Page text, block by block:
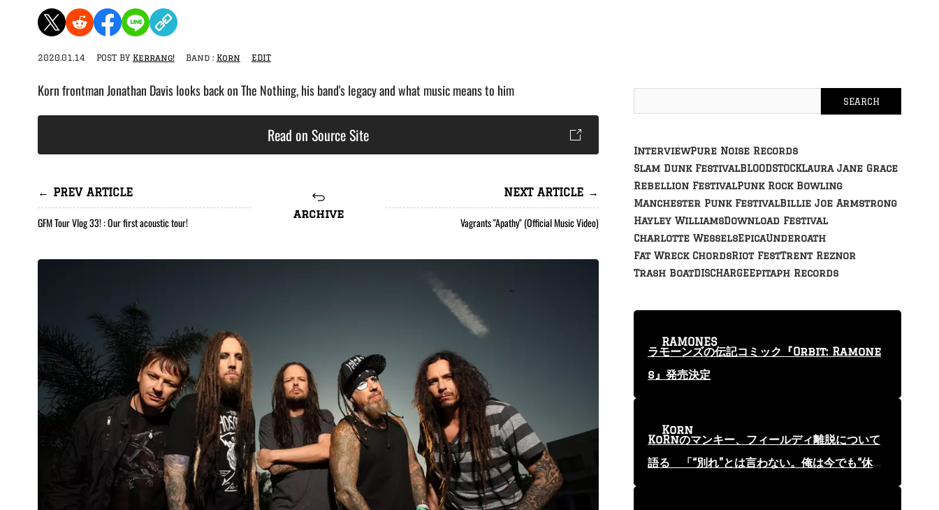
2020.01.14 POST BY Kerrang! Band : Korn EDIT
Korn frontman Jonathan Davis looks back on The Nothing, his band's legacy and what music means to him
Read on Source Site
← PREV ARTICLE
GFM Tour Vlog 33! : Our first acoustic tour!
archive
NEXT ARTICLE →
Vagrants "Apathy" (Official Music Video)
InterviewPure Noise Records
Slam Dunk FestivalBLOODSTOCKLaura Jane Grace
Rebellion FestivalPunk Rock Bowling
Manchester Punk FestivalBillie Joe Armstrong
Hayley WilliamsDownload Festival
Charlotte WesselsEpicaUnderoath
Fat Wreck ChordsRiot FestTrent Reznor
Trash BoatDISCHARGEEpitaph Records
ラモーンズの伝記コミック『Orbit: Ramone
s』発売決定
RAMONES
KoRnのマンキー、フィールディ離脱について
語る 「“別れ”とは言わない。俺は今でも“休
Korn